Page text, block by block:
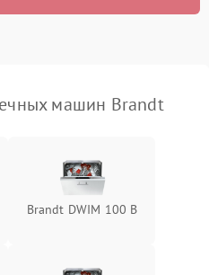
машин Brandt
Brandt DWIM 100 B